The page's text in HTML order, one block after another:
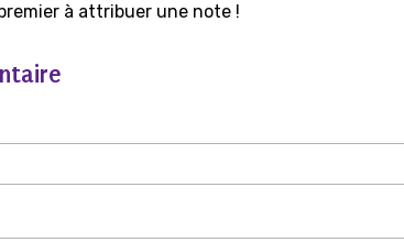
à attribuer une note !